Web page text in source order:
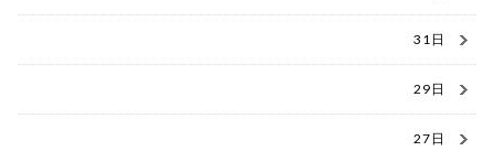
31日
29日
27日